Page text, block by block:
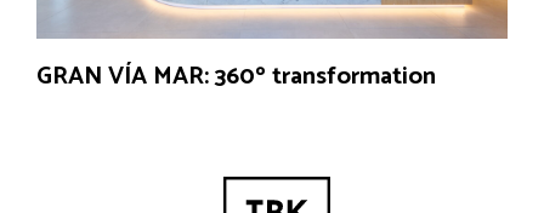
GRAN VÍA MAR: 360º transformation